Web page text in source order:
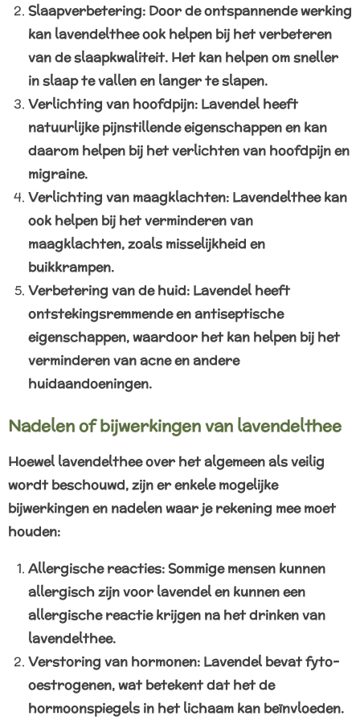
Slaapverbetering: Door de ontspannende werking
kan lavendelthee ook helpen bij het verbeteren
van de slaapkwaliteit. Het kan helpen om sneller
in slaap te vallen en langer te slapen.
Verlichting van hoofdpijn: Lavendel heeft
natuurlijke pijnstillende eigenschappen en kan
daarom helpen bij het verlichten van hoofdpijn en
migraine.
Verlichting van maagklachten: Lavendelthee kan
ook helpen bij het verminderen van
maagklachten, zoals misselijkheid en
buikkrampen.
Verbetering van de huid: Lavendel heeft
ontstekingsremmende en antiseptische
eigenschappen, waardoor het kan helpen bij het
verminderen van acne en andere
huidaandoeningen.
Nadelen of bijwerkingen van lavendelthee
Hoewel lavendelthee over het algemeen als veilig
wordt beschouwd, zijn er enkele mogelijke
bijwerkingen en nadelen waar je rekening mee moet
houden:
Allergische reacties: Sommige mensen kunnen
allergisch zijn voor lavendel en kunnen een
allergische reactie krijgen na het drinken van
lavendelthee.
Verstoring van hormonen: Lavendel bevat fyto-
oestrogenen, wat betekent dat het de
hormoonspiegels in het lichaam kan beïnvloeden.